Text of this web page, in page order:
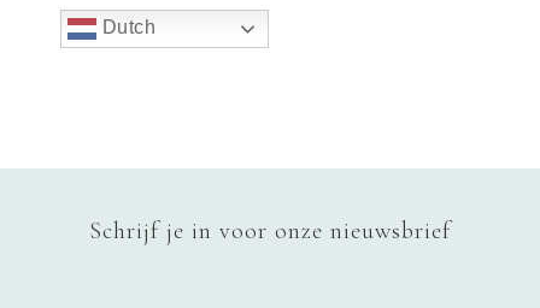
Dutch
Schrijf je in voor onze nieuwsbrief